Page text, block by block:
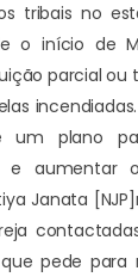
tribais no
o início de
parcial ou
plano
e aumentar
Janata
pede